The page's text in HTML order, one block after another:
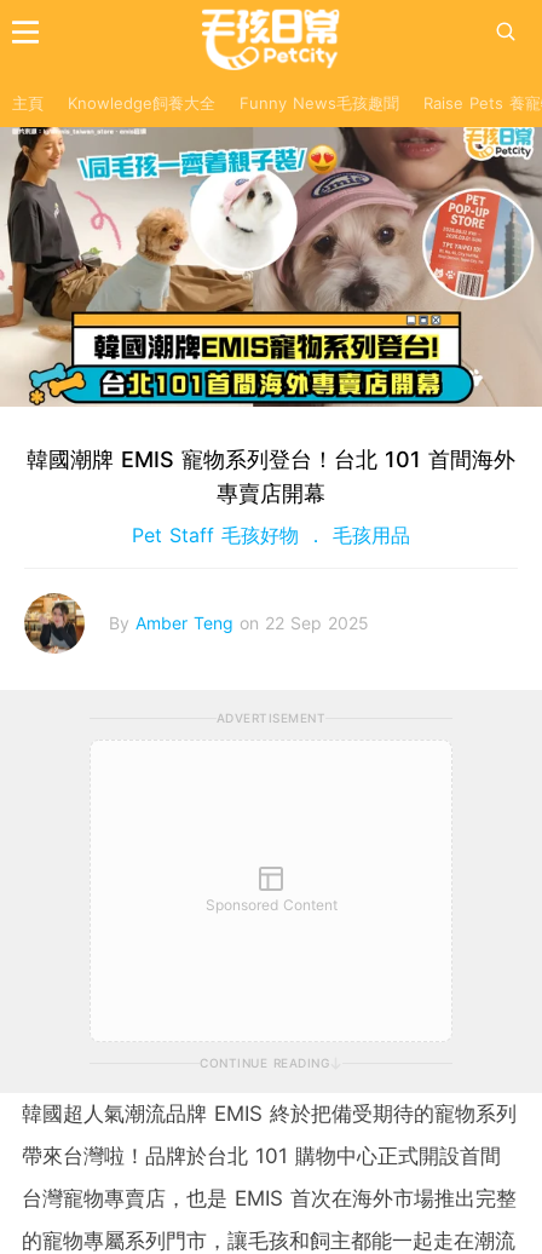
主頁 Knowledge飼養大全 Funny News毛孩趣聞 Raise Pets 養
韓國潮牌 EMIS 寵物系列登台！台北 101 首間海外
專賣店開幕
Pet Staff 毛孩好物 毛孩用品
By Amber Teng on 22 Sep 2025
ADVERTISEMENT
Sponsored Content
CONTINUE READING
韓國超人氣潮流品牌 EMIS 終於把備受期待的寵物系列
帶來台灣啦！品牌於台北 101 購物中心正式開設首間
台灣寵物專賣店，也是 EMIS 首次在海外市場推出完整
的寵物專屬系列門市，讓毛孩和飼主都能一起走在潮流